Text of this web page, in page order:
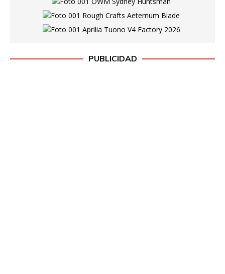
PUBLICIDAD